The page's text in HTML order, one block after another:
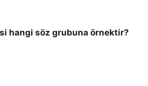
hangi söz grubuna örnektir?